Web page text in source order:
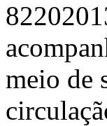
meio de